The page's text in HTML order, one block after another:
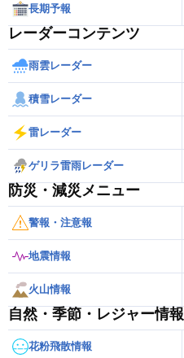
長期予報
レーダーコンテンツ
雨雲レーダー
積雪レーダー
雷レーダー
ゲリラ雷雨レーダー
防災・減災メニュー
警報・注意報
地震情報
火山情報
自然・季節・レジャー情報
花粉飛散情報